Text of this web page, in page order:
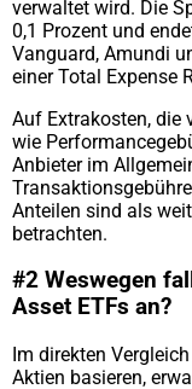
verwaltet wird. Die
0,1 Prozent und
Vanguard, Amundi
einer Total Expense
Auf Extrakosten, die
wie
Anbieter im
Anteilen sind als
betrachten.
#2 Weswegen
Asset ETFs an?
Im direkten
Aktien basieren,